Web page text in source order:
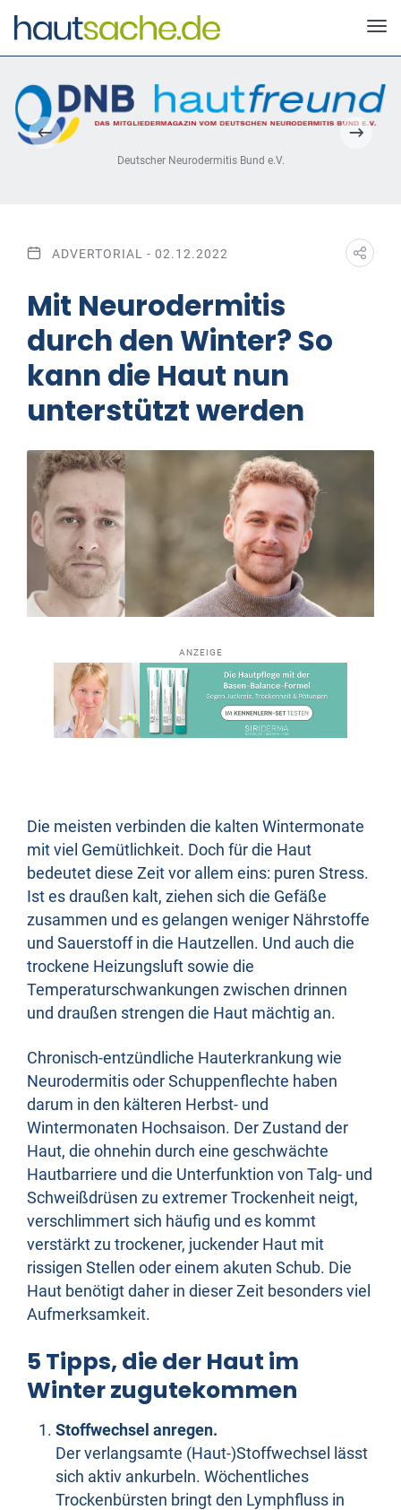
Deutscher Neurodermitis Bund e.V.
ADVERTORIAL - 02.12.2022
Mit Neurodermitis
durch den Winter? So
kann die Haut nun
unterstützt werden
ANZEIGE
Die meisten verbinden die kalten Wintermonate
mit viel Gemütlichkeit. Doch für die Haut
bedeutet diese Zeit vor allem eins: puren Stress.
Ist es draußen kalt, ziehen sich die Gefäße
zusammen und es gelangen weniger Nährstoffe
und Sauerstoff in die Hautzellen. Und auch die
trockene Heizungsluft sowie die
Temperaturschwankungen zwischen drinnen
und draußen strengen die Haut mächtig an.
Chronisch-entzündliche Hauterkrankung wie
Neurodermitis oder Schuppenflechte haben
darum in den kälteren Herbst- und
Wintermonaten Hochsaison. Der Zustand der
Haut, die ohnehin durch eine geschwächte
Hautbarriere und die Unterfunktion von Talg- und
Schweißdrüsen zu extremer Trockenheit neigt,
verschlimmert sich häufig und es kommt
verstärkt zu trockener, juckender Haut mit
rissigen Stellen oder einem akuten Schub. Die
Haut benötigt daher in dieser Zeit besonders viel
Aufmerksamkeit.
5 Tipps, die der Haut im
Winter zugutekommen
Stoffwechsel anregen.
Der verlangsamte (Haut-)Stoffwechsel lässt
sich aktiv ankurbeln. Wöchentliches
Trockenbürsten bringt den Lymphfluss in